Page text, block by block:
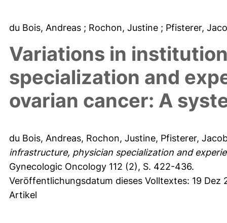
du Bois, Andreas ; Rochon, Justine ; Pfisterer,
Variations in
specialization and
ovarian cancer: A
du Bois, Andreas, Rochon, Justine, Pfisterer,
infrastructure, physician specialization and
Gynecologic Oncology 112 (2), S. 422-436.
Veröffentlichungsdatum dieses Volltextes: 19 Dez
Artikel